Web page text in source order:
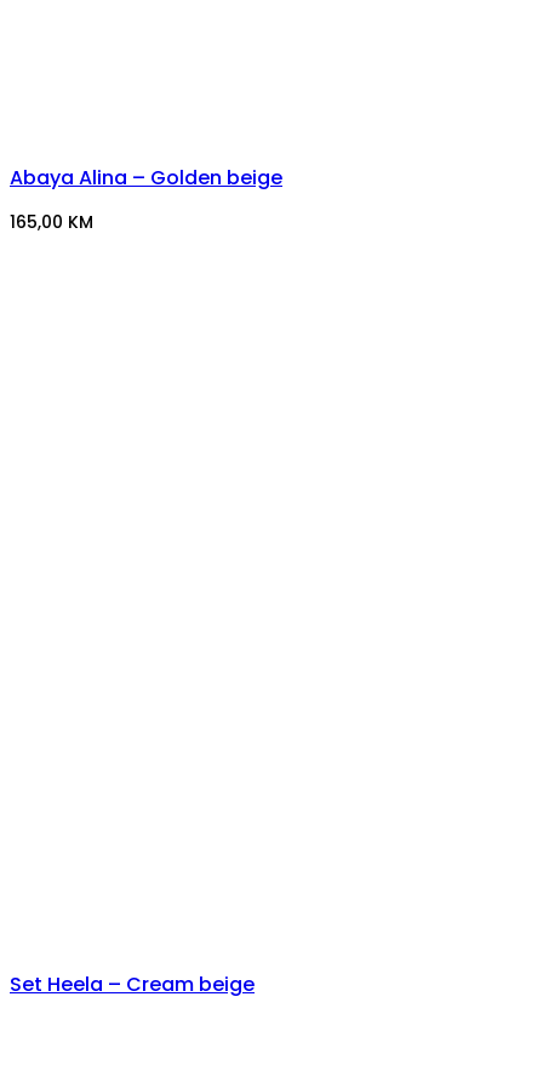
Abaya Alina – Golden beige
165,00 KM
Set Heela – Cream beige